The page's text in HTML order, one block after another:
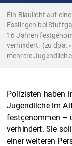
Ein Blaulicht auf
Esslingen bei
16 Jahren
verhindert. (zu dpa:
mehrere
Polizisten haben
Jugendliche im
festgenommen –
verhindert. Sie
einer weiteren